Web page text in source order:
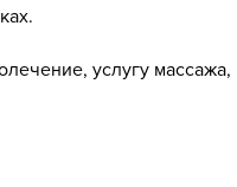
услугу массажа,